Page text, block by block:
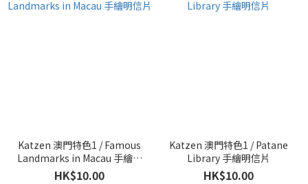
Katzen 澳門特色1 / Famous
Landmarks in Macau 手繪明
信片
HK$10.00
Katzen 澳門特色1 / Patane
Library 手繪明信片
HK$10.00